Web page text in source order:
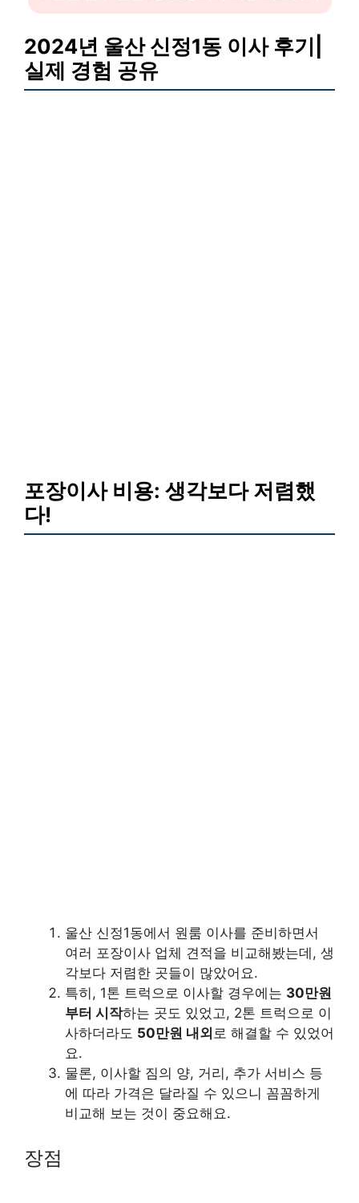
2024년 울산 신정1동 이사 후기|
실제 경험 공유
포장이사 비용: 생각보다 저렴했
다!
울산 신정1동에서 원룸 이사를 준비하면서
여러 포장이사 업체 견적을 비교해봤는데, 생
각보다 저렴한 곳들이 많았어요.
특히, 1톤 트럭으로 이사할 경우에는 30만원
부터 시작하는 곳도 있었고, 2톤 트럭으로 이
사하더라도 50만원 내외 로 해결할 수 있었어
요.
물론, 이사할 짐의 양, 거리, 추가 서비스 등
에 따라 가격은 달라질 수 있으니 꼼꼼하게
비교해 보는 것이 중요해요.
장점